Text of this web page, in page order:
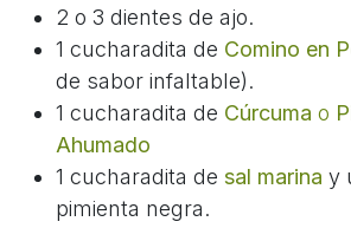
2 o 3 dientes de ajo.
1 cucharadita de Comino en
de sabor infaltable).
1 cucharadita de Cúrcuma o
Ahumado
1 cucharadita de sal marina y
pimienta negra.